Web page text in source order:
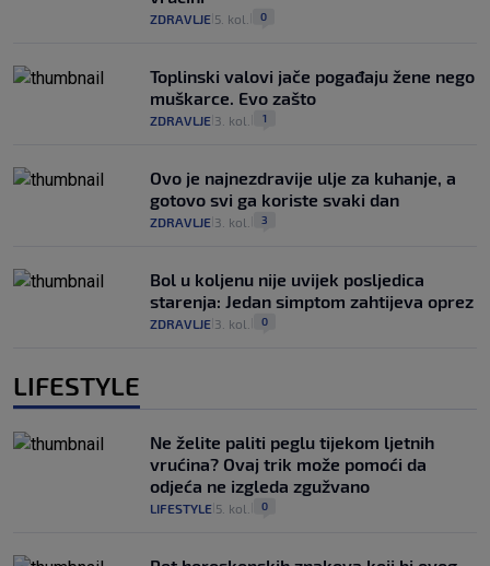
ZDRAVLJE 5. kol. 0
Toplinski valovi jače pogađaju žene nego
muškarce. Evo zašto
ZDRAVLJE 3. kol. 1
Ovo je najnezdravije ulje za kuhanje, a
gotovo svi ga koriste svaki dan
ZDRAVLJE 3. kol. 3
Bol u koljenu nije uvijek posljedica
starenja: Jedan simptom zahtijeva oprez
ZDRAVLJE 3. kol. 0
LIFESTYLE
Ne želite paliti peglu tijekom ljetnih
vrućina? Ovaj trik može pomoći da
odjeća ne izgleda zgužvano
LIFESTYLE 5. kol. 0